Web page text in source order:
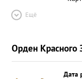
Ещё
Орден Красного
Дата